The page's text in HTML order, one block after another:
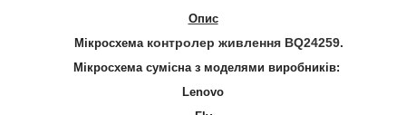
Опис
Мікросхема контролер живлення BQ24259.
Мікросхема сумісна з моделями виробників:
Lenovo